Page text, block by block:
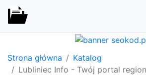
Strona główna
Katalog
Lubliniec Info - Twój portal